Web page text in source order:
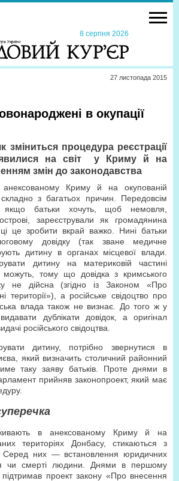
8 серпня 2026
27 листопада 2015
в окупації
зміниться процедура реєстрації
на світ
у Криму й на
змін до законодавства
Криму й на окупованій
з багатьох причин. Передовсім
батьки хочуть, щоб немовля,
зареєстрували як громадянина
це зробити вкрай важко. Нині батьки
довідку (так зване медичне
дитину в органах місцевої влади.
дитину на материковій частині
можуть, тому що довідка з кримського
не дійсна (згідно із Законом «Про
території»), а російське свідоцтво про
влада також не визнає. До того ж у
дублікати довідок, а оригінал
російського свідоцтва.
дитину, потрібно звернутися в
який визначить столичний районний
таку заяву батьків. Проте днями в
прийняв законопроект, який має
в анексованому Криму й на
територіях Донбасу, стикаються з
Серед них — встановлення юридичних
чи смерті людини. Днями в першому
проект закону «Про внесення